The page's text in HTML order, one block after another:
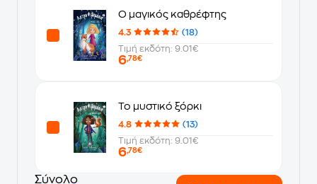
Ο μαγικός καθρέφτης
4.3
(18)
Τιμή εκδότη: 9.01€
6,78€
Το μυστικό ξόρκι
4.8
(13)
Τιμή εκδότη: 9.01€
6,78€
Σύνολο